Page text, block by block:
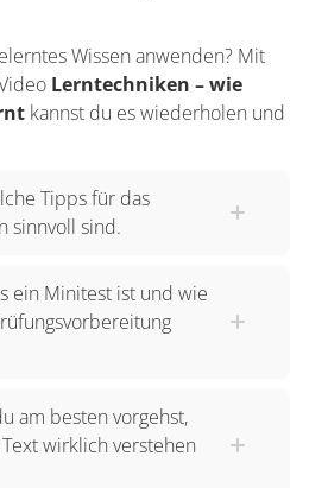
Wissen anwenden? Mit
Lerntechniken – wie
kannst du es wiederholen und
Tipps für das
sinnvoll sind.
ein Minitest ist und wie
am besten vorgehst,
wirklich verstehen